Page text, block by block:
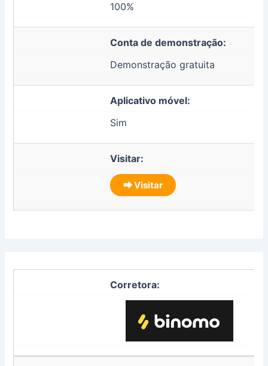
100%
Conta de demonstração:
Demonstração gratuita
Aplicativo móvel:
Sim
Visitar:
⮕ Visitar
Corretora: